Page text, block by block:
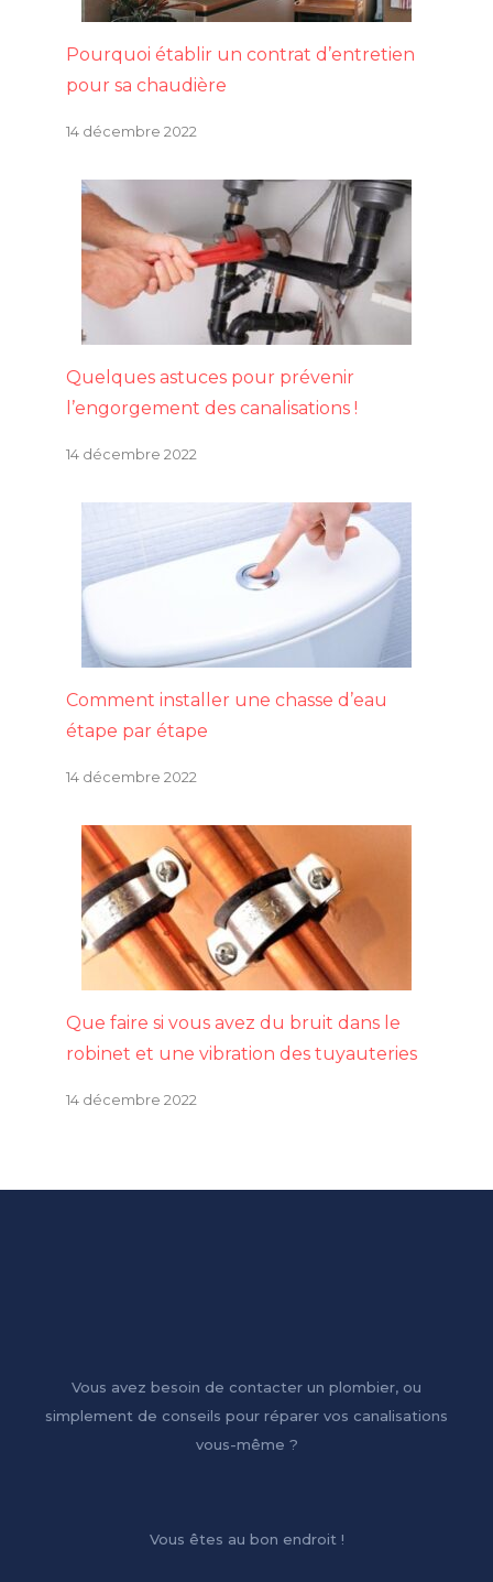
Pourquoi établir un contrat d’entretien
pour sa chaudière
14 décembre 2022
Quelques astuces pour prévenir
l’engorgement des canalisations !
14 décembre 2022
Comment installer une chasse d’eau
étape par étape
14 décembre 2022
Que faire si vous avez du bruit dans le
robinet et une vibration des tuyauteries
14 décembre 2022
Vous avez besoin de contacter un plombier, ou
simplement de conseils pour réparer vos canalisations
vous-même ?
Vous êtes au bon endroit !